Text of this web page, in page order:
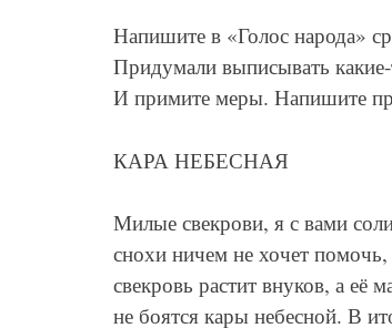
Напишите в «Голос народа»
Придумали выписывать
И примите меры. Напишите
КАРА НЕБЕСНАЯ
Милые свекрови, я с вами
снохи ничем не хочет помочь,
свекровь растит внуков, а её
не боятся кары небесной. В